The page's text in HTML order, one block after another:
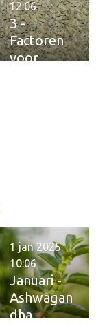
3 -
Factoren
voor
12:06
Januari -
Ashwagan
dha
1 jan 2025
10:06